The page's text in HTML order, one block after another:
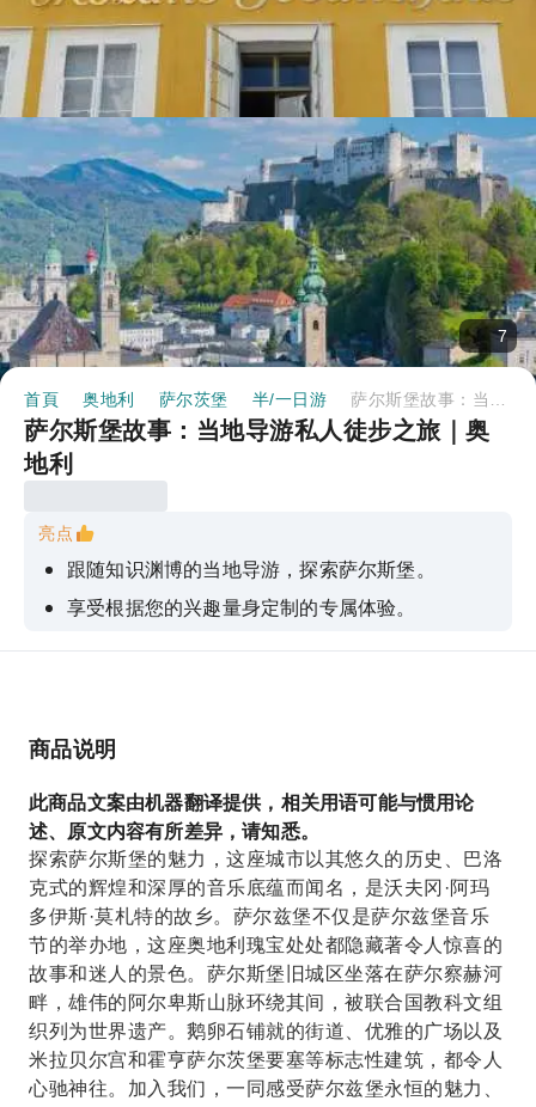
7
首頁 奥地利 萨尔茨堡 半/一日游
萨尔斯堡故事：当地导游私人徒步之旅｜奥
地利
亮点
跟随知识渊博的当地导游，探索萨尔斯堡。
享受根据您的兴趣量身定制的专属体验。
了解电影《音乐之声》在萨尔兹堡的标志性拍摄
老城区
商品说明
此商品文案由机器翻译提供，相关用语可能与惯用论
述、原文内容有所差异，请知悉。
探索萨尔斯堡的魅力，这座城市以其悠久的历史、巴洛
克式的辉煌和深厚的音乐底蕴而闻名，是沃夫冈·阿玛
多伊斯·莫札特的故乡。萨尔兹堡不仅是萨尔兹堡音乐
节的举办地，这座奥地利瑰宝处处都隐藏著令人惊喜的
故事和迷人的景色。萨尔斯堡旧城区坐落在萨尔察赫河
畔，雄伟的阿尔卑斯山脉环绕其间，被联合国教科文组
织列为世界遗产。鹅卵石铺就的街道、优雅的广场以及
米拉贝尔宫和霍亨萨尔茨堡要塞等标志性建筑，都令人
心驰神往。加入我们，一同感受萨尔兹堡永恒的魅力、